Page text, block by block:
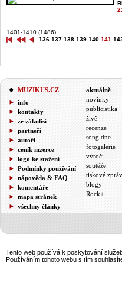
1401-1410 (1486)
136 137 138 139 140 141
MUZIKUS.CZ
info
kontakty
ze zákulisí
partneři
autoři
ceník inzerce
logo ke stažení
Podmínky používání
nápověda & FAQ
komentáře
mapa stránek
všechny články
aktuálně
novinky
publicistika
živě
recenze
song dne
fotogalerie
výročí
soutěže
tiskové
blogy
Rock+
Tento web používá k poskytování
Používáním tohoto webu s tím